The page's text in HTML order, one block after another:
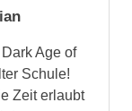
Age of
Schule!
Zeit erlaubt